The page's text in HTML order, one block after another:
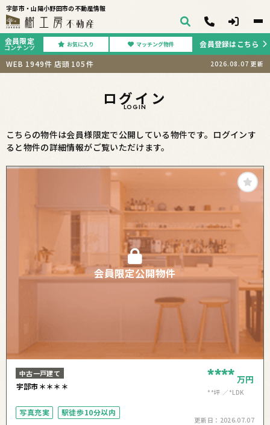
宇部市・山陽小野田市の不動産情報
会員限定
コンテンツ お気に入り マッチング物件
会員登録はこちら
WEB 1949件 店頭 105件 2026.08.07 更新
ログイン
LOGIN
こちらの物件は会員様限定で公開している物件です。ログインす
ると物件の詳細情報がご覧いただけます。
会員限定公開物件
中古一戸建て
宇部市＊＊＊＊ **** 万円
**坪 *LDK
写真充実 駅徒歩10分以内
更新日： 2026.07.07